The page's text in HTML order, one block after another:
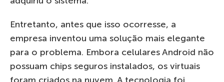
Entretanto, antes que isso ocorresse, a
empresa inventou uma solução mais elegante
para o problema. Embora celulares Android não
possuam chips seguros instalados, os virtuais